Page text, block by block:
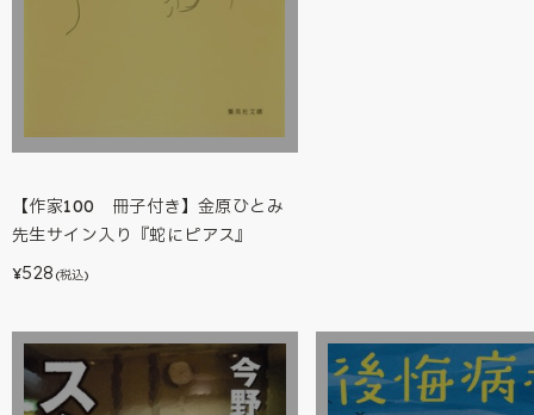
【作家100 冊子付き】金原ひとみ
先生サイン入り『蛇にピアス』
¥528 (税込)